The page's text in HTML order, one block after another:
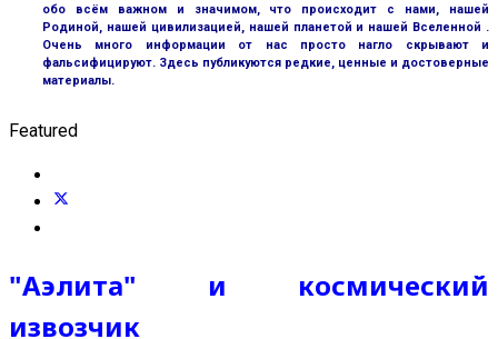
обо всём важном и значимом, что происходит с нами, нашей
Родиной, нашей цивилизацией, нашей планетой и нашей Вселенной .
Очень много информации от нас просто нагло скрывают и
фальсифицируют. Здесь публикуются редкие, ценные и достоверные
материалы.
Featured
"Аэлита" и космический
извозчик